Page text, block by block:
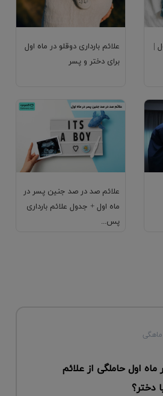
علائم بارداری دوقلو در ماه اول
برای دختر و پسر
|
علائم صد در صد جنین پسر در
ماه اول + جدول علائم بارداری
پس...
اول حاملگی از علائم
دختر؟